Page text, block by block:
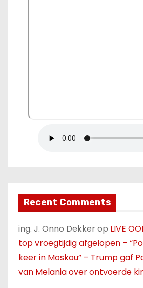
Recent Comments
ing. J. Onno Dekkerop LIVE
top vroegtijdig afgelopen –
keer in Moskou” – Trump gaf
van Melania over ontvoerde